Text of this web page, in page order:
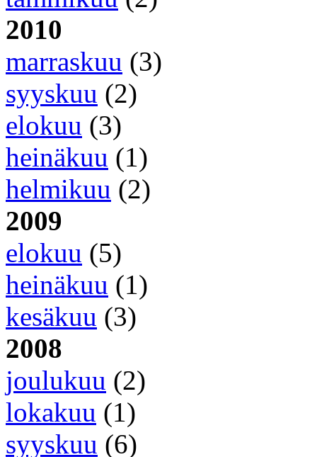
2010
marraskuu (3)
syyskuu (2)
elokuu (3)
heinäkuu (1)
helmikuu (2)
2009
elokuu (5)
heinäkuu (1)
kesäkuu (3)
2008
joulukuu (2)
lokakuu (1)
syyskuu (6)